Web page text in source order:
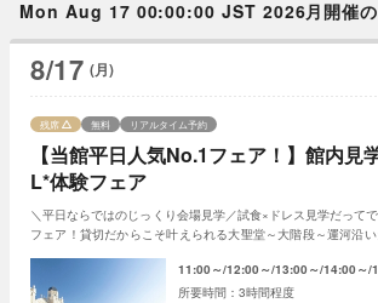
Mon Aug 17 00:00:00 JST 2026月開催の
8/17 (月)
【当館平日人気No.1フェア！】館内見
L*体験フェア
残席 無料 リアルタイム予約
＼平日ならではのじっくり会場見学／試食×ドレス見学だって
フェア！貸切だからこそ叶えられる大聖堂～大階段～運河沿
11:00～ 12:00～ 13:00～ 14:00～
3時間程度